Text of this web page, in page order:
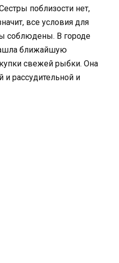
поблизости нет,
все условия для
соблюдены. В городе
ближайшую
свежей рыбки. Она
и рассудительной и